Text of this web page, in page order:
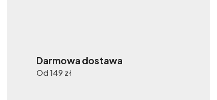
Darmowa dostawa
Od 149 zł